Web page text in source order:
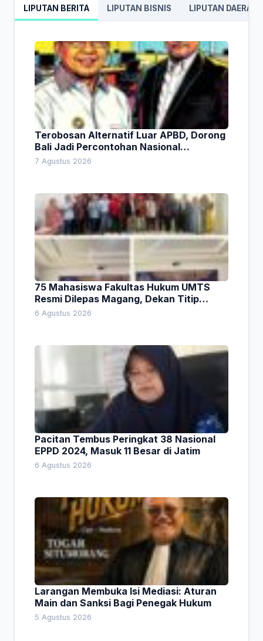
LIPUTAN BERITA LIPUTAN BISNIS LIPUTAN DAERAH
Terobosan Alternatif Luar APBD, Dorong
Bali Jadi Percontohan Nasional
Pembiayaan Daerah
7 Agustus 2026
75 Mahasiswa Fakultas Hukum UMTS
Resmi Dilepas Magang, Dekan Titip
Empat Pesan Penting
6 Agustus 2026
Pacitan Tembus Peringkat 38 Nasional
EPPD 2024, Masuk 11 Besar di Jatim
6 Agustus 2026
Larangan Membuka Isi Mediasi: Aturan
Main dan Sanksi Bagi Penegak Hukum
5 Agustus 2026